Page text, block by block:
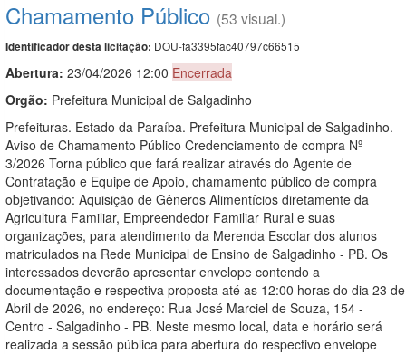
Chamamento Público (53 visual.)
Identificador desta licitação: DOU-fa3395fac40797c66515
Abertura: 23/04/2026 12:00 Encerrada
Orgão: Prefeitura Municipal de Salgadinho
Prefeituras. Estado da Paraíba. Prefeitura Municipal de Salgadinho.
Aviso de Chamamento Público Credenciamento de compra Nº
3/2026 Torna público que fará realizar através do Agente de
Contratação e Equipe de Apoio, chamamento público de compra
objetivando: Aquisição de Gêneros Alimentícios diretamente da
Agricultura Familiar, Empreendedor Familiar Rural e suas
organizações, para atendimento da Merenda Escolar dos alunos
matriculados na Rede Municipal de Ensino de Salgadinho - PB. Os
interessados deverão apresentar envelope contendo a
documentação e respectiva proposta até as 12:00 horas do dia 23 de
Abril de 2026, no endereço: Rua José Marciel de Souza, 154 -
Centro - Salgadinho - PB. Neste mesmo local, data e horário será
realizada a sessão pública para abertura do respectivo envelope